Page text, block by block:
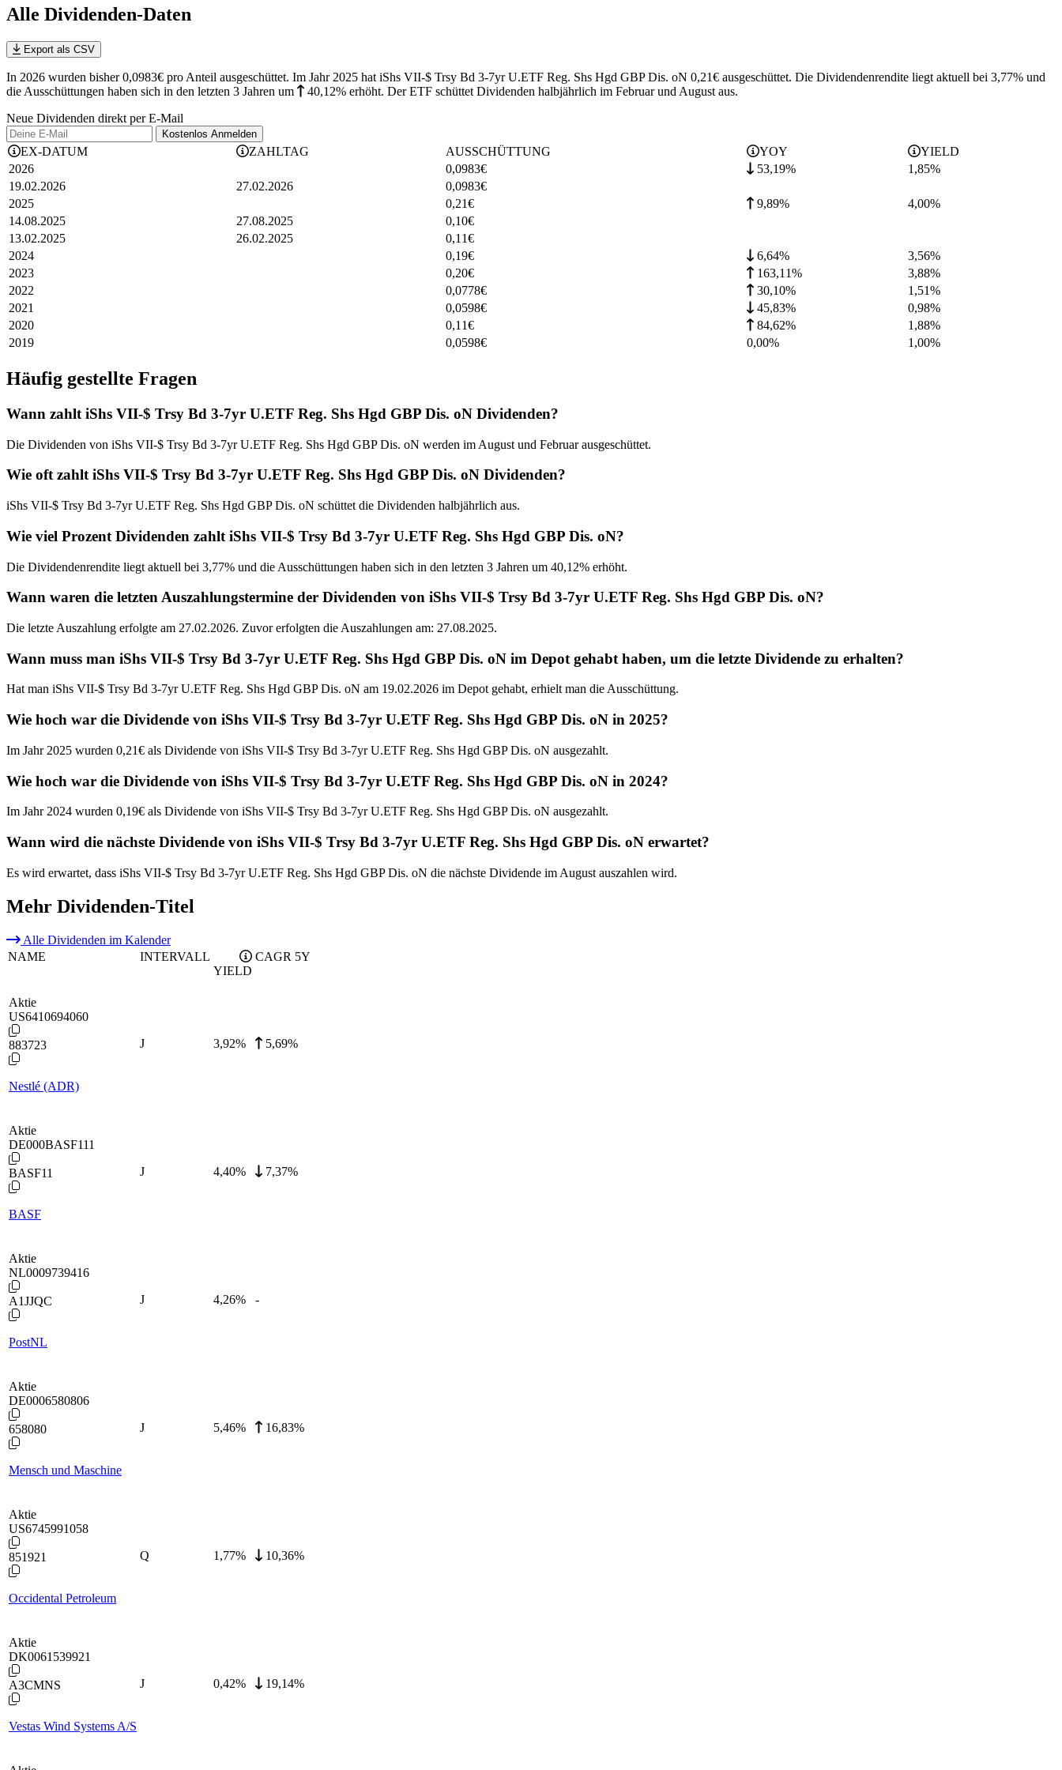
Alle Dividenden-Daten
Export als CSV
In 2026 wurden bisher 0,0983€ pro Anteil ausgeschüttet. Im Jahr 2025 hat iShs VII-$ Trsy Bd 3-7yr U.ETF Reg. Shs Hgd GBP Dis. oN 0,21€ ausgeschüttet. Die Dividendenrendite liegt aktuell bei 3,77% und
die Ausschüttungen haben sich in den letzten 3 Jahren um 40,12% erhöht. Der ETF schüttet Dividenden halbjährlich im Februar und August aus.
Neue Dividenden direkt per E-Mail
Kostenlos Anmelden
EX-DATUM ZAHLTAG AUSSCHÜTTUNG YOY
YIELD
2026
0,0983€ 53,19% 1,85%
19.02.2026
27.02.2026 0,0983€
2025
0,21€ 9,89% 4,00%
14.08.2025
27.08.2025 0,10€
13.02.2025
26.02.2025 0,11€
2024
0,19€ 6,64% 3,56%
2023
0,20€ 163,11% 3,88%
2022
0,0778€ 30,10% 1,51%
2021
0,0598€ 45,83% 0,98%
2020
0,11€ 84,62% 1,88%
2019
0,0598€ 0,00% 1,00%
Häufig gestellte Fragen
Wann zahlt iShs VII-$ Trsy Bd 3-7yr U.ETF Reg. Shs Hgd GBP Dis. oN Dividenden?
Die Dividenden von iShs VII-$ Trsy Bd 3-7yr U.ETF Reg. Shs Hgd GBP Dis. oN werden im August und Februar ausgeschüttet.
Wie oft zahlt iShs VII-$ Trsy Bd 3-7yr U.ETF Reg. Shs Hgd GBP Dis. oN Dividenden?
iShs VII-$ Trsy Bd 3-7yr U.ETF Reg. Shs Hgd GBP Dis. oN schüttet die Dividenden halbjährlich aus.
Wie viel Prozent Dividenden zahlt iShs VII-$ Trsy Bd 3-7yr U.ETF Reg. Shs Hgd GBP Dis. oN?
Die Dividendenrendite liegt aktuell bei 3,77% und die Ausschüttungen haben sich in den letzten 3 Jahren um 40,12% erhöht.
Wann waren die letzten Auszahlungstermine der Dividenden von iShs VII-$ Trsy Bd 3-7yr U.ETF Reg. Shs Hgd GBP Dis. oN?
Die letzte Auszahlung erfolgte am 27.02.2026. Zuvor erfolgten die Auszahlungen am: 27.08.2025.
Wann muss man iShs VII-$ Trsy Bd 3-7yr U.ETF Reg. Shs Hgd GBP Dis. oN im Depot gehabt haben, um die letzte Dividende zu erhalten?
Hat man iShs VII-$ Trsy Bd 3-7yr U.ETF Reg. Shs Hgd GBP Dis. oN am 19.02.2026 im Depot gehabt, erhielt man die Ausschüttung.
Wie hoch war die Dividende von iShs VII-$ Trsy Bd 3-7yr U.ETF Reg. Shs Hgd GBP Dis. oN in 2025?
Im Jahr 2025 wurden 0,21€ als Dividende von iShs VII-$ Trsy Bd 3-7yr U.ETF Reg. Shs Hgd GBP Dis. oN ausgezahlt.
Wie hoch war die Dividende von iShs VII-$ Trsy Bd 3-7yr U.ETF Reg. Shs Hgd GBP Dis. oN in 2024?
Im Jahr 2024 wurden 0,19€ als Dividende von iShs VII-$ Trsy Bd 3-7yr U.ETF Reg. Shs Hgd GBP Dis. oN ausgezahlt.
Wann wird die nächste Dividende von iShs VII-$ Trsy Bd 3-7yr U.ETF Reg. Shs Hgd GBP Dis. oN erwartet?
Es wird erwartet, dass iShs VII-$ Trsy Bd 3-7yr U.ETF Reg. Shs Hgd GBP Dis. oN die nächste Dividende im August auszahlen wird.
Mehr Dividenden-Titel
Alle Dividenden im Kalender
NAME
INTERVALL
YIELD
CAGR 5Y
Aktie
US6410694060
883723
Nestlé (ADR)
J 3,92% 5,69%
Aktie
DE000BASF111
BASF11
BASF
J 4,40% 7,37%
Aktie
NL0009739416
A1JJQC
PostNL
J 4,26% -
Aktie
DE0006580806
658080
Mensch und Maschine
J 5,46% 16,83%
Aktie
US6745991058
851921
Occidental Petroleum
Q 1,77% 10,36%
Aktie
DK0061539921
A3CMNS
Vestas Wind Systems A/S
J 0,42% 19,14%